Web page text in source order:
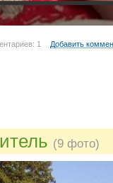
1 Добавить
(9 фото)